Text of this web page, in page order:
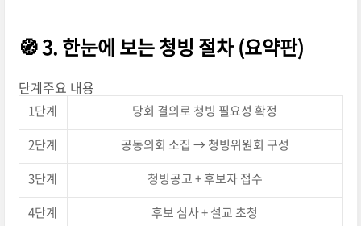
🧭 3. 한눈에 보는 청빙 절차 (요약판)
단계주요 내용
1단계
당회 결의로 청빙 필요성 확정
2단계
공동의회 소집 → 청빙위원회 구성
3단계
청빙공고 + 후보자 접수
4단계
후보 심사 + 설교 초청